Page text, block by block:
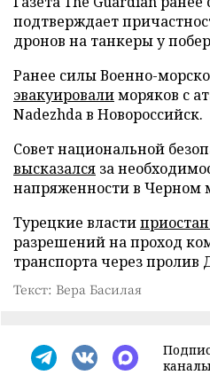
подтверждает
дронов на танкеры у
Ранее силы Военно-
эвакуировалиморяков с
Nadezhda в Новороссийск.
Совет национальной
высказался за
напряженности в Черном
Турецкие власти
разрешений на проход
транспорта через пролив
Текст: Вера Басилая